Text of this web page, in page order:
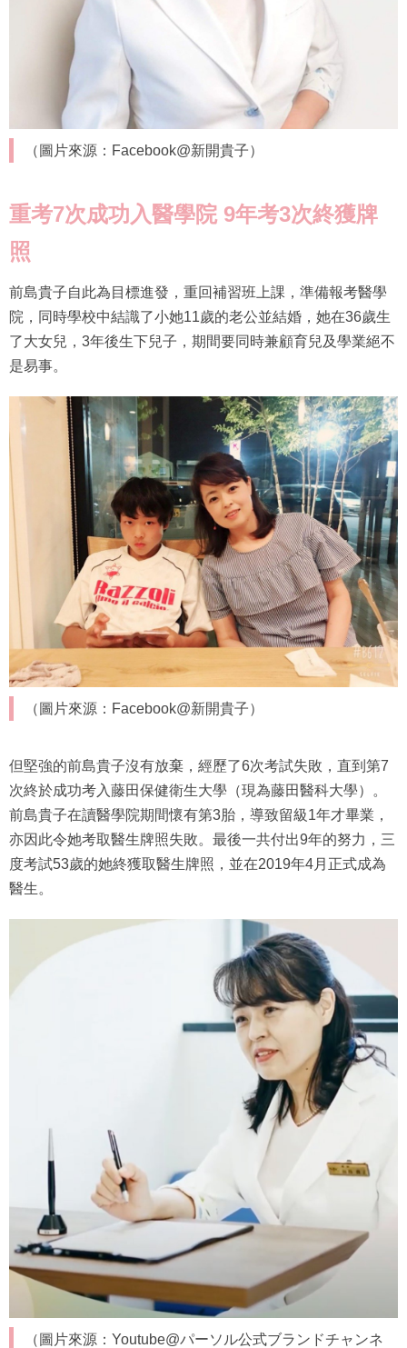
（圖片來源：Facebook@新開貴子）
重考7次成功入醫學院 9年考3次終獲牌
照
前島貴子自此為目標進發，重回補習班上課，準備報考醫學
院，同時學校中結識了小她11歲的老公並結婚，她在36歲生
了大女兒，3年後生下兒子，期間要同時兼顧育兒及學業絕不
是易事。
（圖片來源：Facebook@新開貴子）
但堅強的前島貴子沒有放棄，經歷了6次考試失敗，直到第7
次終於成功考入藤田保健衛生大學（現為藤田醫科大學）。
前島貴子在讀醫學院期間懷有第3胎，導致留級1年才畢業，
亦因此令她考取醫生牌照失敗。最後一共付出9年的努力，三
度考試53歲的她終獲取醫生牌照，並在2019年4月正式成為
醫生。
（圖片來源：Youtube@パーソル公式ブランドチャンネ